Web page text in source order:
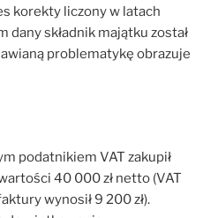
korekty liczony w latach
dany składnik majątku został
problematykę obrazuje
podatnikiem VAT zakupił
40 000 zł netto (VAT
wynosił 9 200 zł).